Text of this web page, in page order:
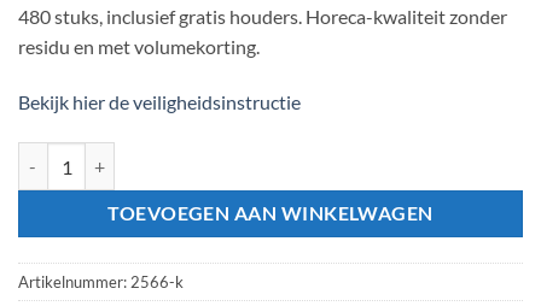
480 stuks, inclusief gratis houders. Horeca-kwaliteit zonder
residu en met volumekorting.
Bekijk hier de veiligheidsinstructie
TOEVOEGEN AAN WINKELWAGEN
Artikelnummer: 2566-k